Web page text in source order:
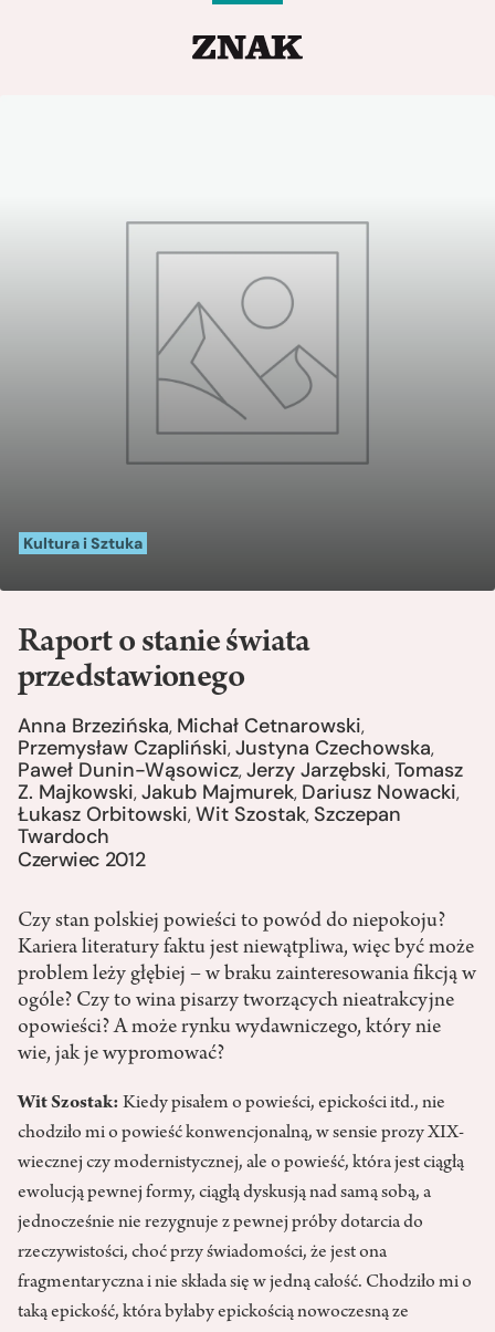
Kultura i Sztuka
Raport o stanie świata
przedstawionego
Anna Brzezińska, Michał Cetnarowski,
Przemysław Czapliński,Justyna Czechowska,
Paweł Dunin-Wąsowicz,Jerzy Jarzębski,Tomasz
Z. Majkowski,Jakub Majmurek, Dariusz Nowacki,
Łukasz Orbitowski,Wit Szostak,Szczepan
Twardoch
Czerwiec 2012
Czy stan polskiej powieści to powód do niepokoju?
Kariera literatury faktu jest niewątpliwa, więc być może
problem leży głębiej – w braku zainteresowania fikcją w
ogóle? Czy to wina pisarzy tworzących nieatrakcyjne
opowieści? A może rynku wydawniczego, który nie
wie, jak je wypromować?
Wit Szostak: Kiedy pisałem o powieści, epickości itd., nie
chodziło mi o powieść konwencjonalną, w sensie prozy XIX-
wiecznej czy modernistycznej, ale o powieść, która jest ciągłą
ewolucją pewnej formy, ciągłą dyskusją nad samą sobą, a
jednocześnie nie rezygnuje z pewnej próby dotarcia do
rzeczywistości, choć przy świadomości, że jest ona
fragmentaryczna i nie składa się w jedną całość. Chodziło mi o
taką epickość, która byłaby epickością nowoczesną ze